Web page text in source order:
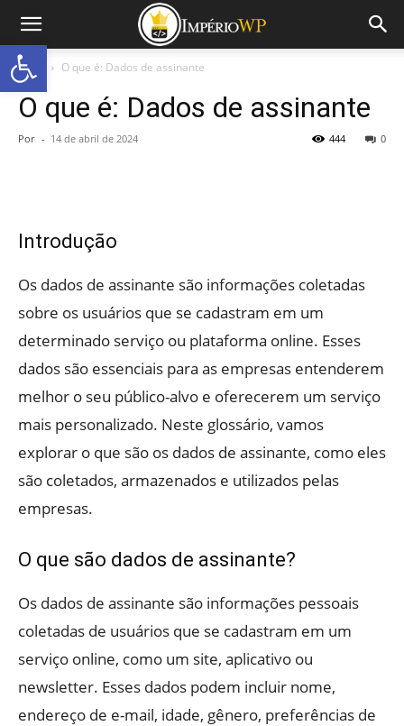
Início O que é: Dados de assinante
O que é: Dados de assinante
Por - 14 de abril de 2024 0
444
Introdução
Os dados de assinante são informações coletadas
sobre os usuários que se cadastram em um
determinado serviço ou plataforma online. Esses
dados são essenciais para as empresas entenderem
melhor o seu público-alvo e oferecerem um serviço
mais personalizado. Neste glossário, vamos
explorar o que são os dados de assinante, como eles
são coletados, armazenados e utilizados pelas
empresas.
O que são dados de assinante?
Os dados de assinante são informações pessoais
coletadas de usuários que se cadastram em um
serviço online, como um site, aplicativo ou
newsletter. Esses dados podem incluir nome,
endereço de e-mail, idade, gênero, preferências de
Abrir a barra de ferramentas